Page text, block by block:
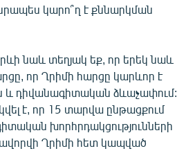
կարո՞ղ է քննարկման
նաև տեղյակ եք, որ երեկ նաև
որ Ղրիմի հարցը կարևոր է
և դիվանագիտական ձևաչափում:
է, որ 15 տարվա ընթացքում
խորհրդակցությունների
Ղրիմի հետ կապված